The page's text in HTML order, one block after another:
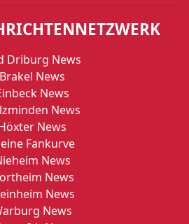
Driburg News
Brakel News
News
News
News
Fankurve
News
News
News
News